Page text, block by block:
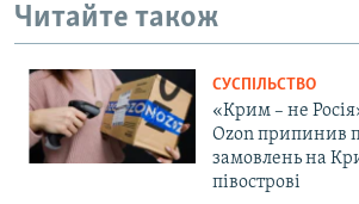
Читайте також
СУСПІЛЬСТВО
«Крим – не
Ozon припинив
замовлень на
півострові